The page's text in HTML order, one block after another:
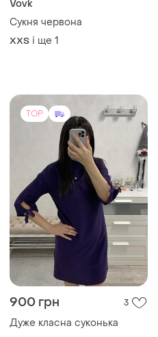
Vovk
Сукня червона
XХS і ще 1
TOP
900 грн 3
Дуже класна суконька